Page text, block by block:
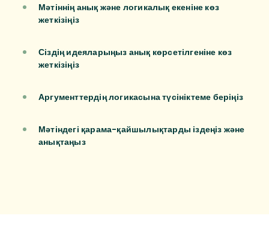
Мәтіннің анық және логикалық екеніне көз
жеткізіңіз
Сіздің идеяларыңыз анық көрсетілгеніне көз
жеткізіңіз
Аргументтердің логикасына түсініктеме беріңіз
Мәтіндегі қарама-қайшылықтарды іздеңіз және
анықтаңыз